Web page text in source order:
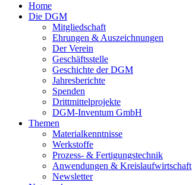
Home
Die DGM
Mitgliedschaft
Ehrungen & Auszeichnungen
Der Verein
Geschäftsstelle
Geschichte der DGM
Jahresberichte
Spenden
Drittmittelprojekte
DGM-Inventum GmbH
Themen
Materialkenntnisse
Werkstoffe
Prozess- & Fertigungstechnik
Anwendungen & Kreislaufwirtschaft
Newsletter